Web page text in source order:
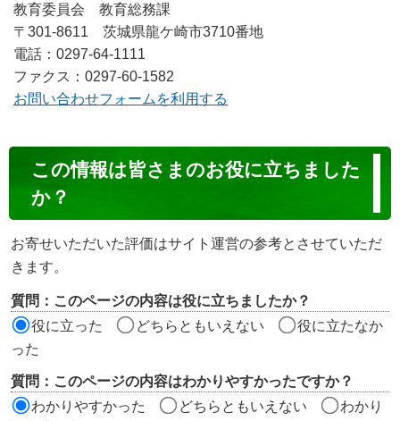
教育委員会 教育総務課
〒301-8611 茨城県龍ケ崎市3710番地
電話：0297-64-1111
ファクス：0297-60-1582
お問い合わせフォームを利用する
ン
ン
ツ
価
ア
この情報は皆さまのお役に立ちました
か？
お寄せいただいた評価はサイト運営の参考とさせていただ
きます。
質問：このページの内容は役に立ちましたか？
役に立った
どちらともいえない
役に立たなか
った
質問：このページの内容はわかりやすかったですか？
わかりやすかった
どちらともいえない
わかり